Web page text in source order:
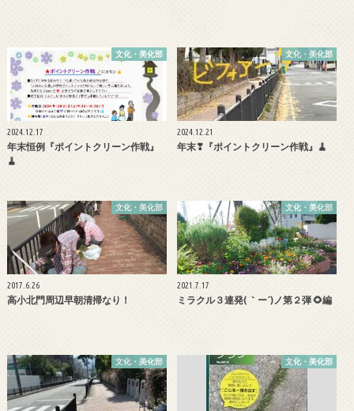
文化・美化部
2024.12.17
年末恒例『ポイントクリーン作戦』
🧹
文化・美化部
2024.12.21
年末❣『ポイントクリーン作戦』🧹
文化・美化部
2017.6.26
高小北門周辺早朝清掃なり！
文化・美化部
2021.7.17
ミラクル３連発( ｀ー´)ノ第２弾 🌻編
文化・美化部 文化・美化部